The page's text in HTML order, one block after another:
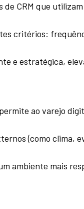
CRM que
critérios:
e estratégica,
ao varejo
(como clima,
ambiente mais